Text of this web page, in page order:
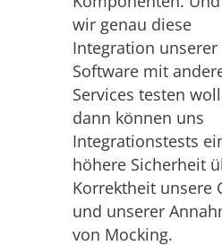
wir genau diese
Integration unserer
Software mit
Services testen
dann können uns
Integrationstests
höhere Sicherheit
Korrektheit unsere
und unserer
von Mocking.